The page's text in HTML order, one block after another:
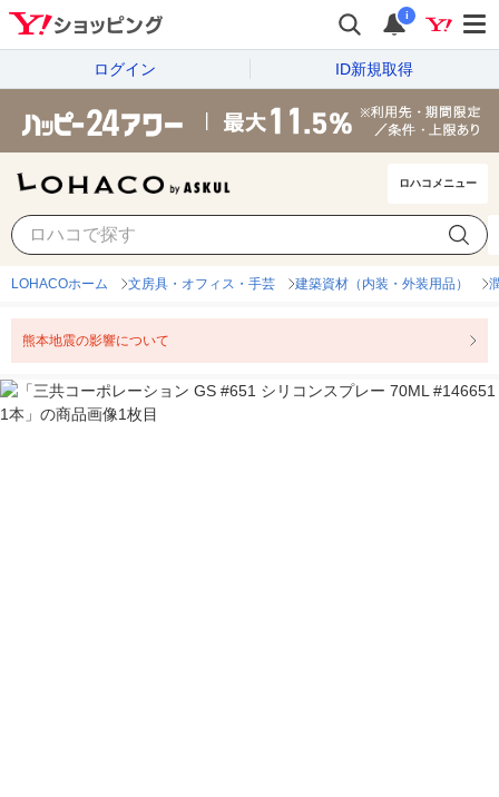
i
ログイン ID新規取得
ロハコメニュー
LOHACOホーム 文房具・オフィス・手芸 建築資材（内装・外装用品）
熊本地震の影響について